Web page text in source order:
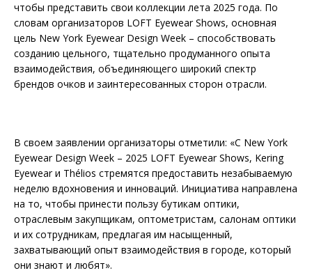
чтобы представить свои коллекции лета 2025 года. По
словам организаторов LOFT Eyewear Shows, основная
цель New York Eyewear Design Week – способствовать
созданию цельного, тщательно продуманного опыта
взаимодействия, объединяющего широкий спектр
брендов очков и заинтересованных сторон отрасли.
В своем заявлении организаторы отметили: «С New York
Eyewear Design Week – 2025 LOFT Eyewear Shows, Kering
Eyewear и Thélios стремятся предоставить незабываемую
неделю вдохновения и инноваций. Инициатива направлена
​​на то, чтобы принести пользу бутикам оптики,
отраслевым закупщикам, оптометристам, салонам оптики
и их сотрудникам, предлагая им насыщенный,
захватывающий опыт взаимодействия в городе, который
они знают и любят».